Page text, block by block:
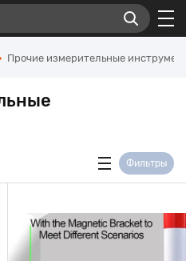
Прочие измерительные
Фильтры